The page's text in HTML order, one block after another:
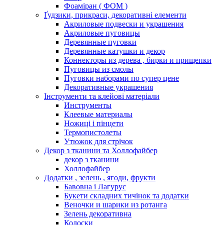
Фоаміран ( ФОМ )
Ґудзики, прикраси, декоративні елементи
Акриловые подвески и украшения
Акриловые пуговицы
Деревянные пуговки
Деревянные катушки и декор
Коннекторы из дерева , бирки и прищепки
Пуговицы из смолы
Пуговки наборами по супер цене
Декоративные украшения
Інструменти та клейові матеріали
Инструменты
Клеевые материалы
Ножиці і пінцети
Термопистолеты
Утюжок для стрічок
Декор з тканини та Холлофайбер
декор з тканини
Холлофайбер
Додатки , зелень , ягоди, фрукти
Бавовна і Лагурус
Букети складних тичінок та додатки
Веночки и шарики из ротанга
Зелень декоративна
Колоски